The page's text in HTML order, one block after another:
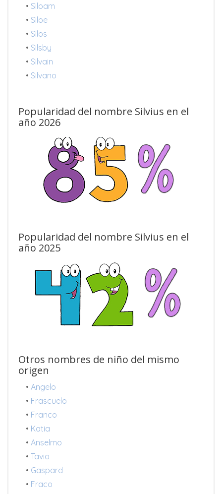
• Siloam
• Siloe
• Silos
• Silsby
• Silvain
• Silvano
Popularidad del nombre Silvius en el
año 2026
Popularidad del nombre Silvius en el
año 2025
Otros nombres de niño del mismo
origen
• Angelo
• Frascuelo
• Franco
• Katia
• Anselmo
• Tavio
• Gaspard
• Fraco